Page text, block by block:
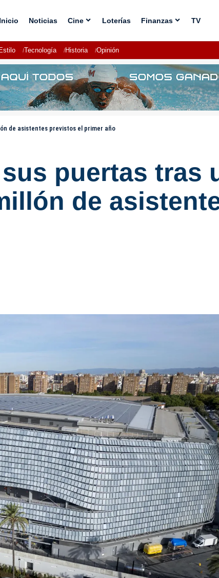
Inicio Noticias Cine Loterías Finanzas TV
Estilo Tecnología Historia Opinión
de asistentes previstos el primer año
puertas tras
de